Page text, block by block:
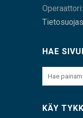
HAE
KÄY